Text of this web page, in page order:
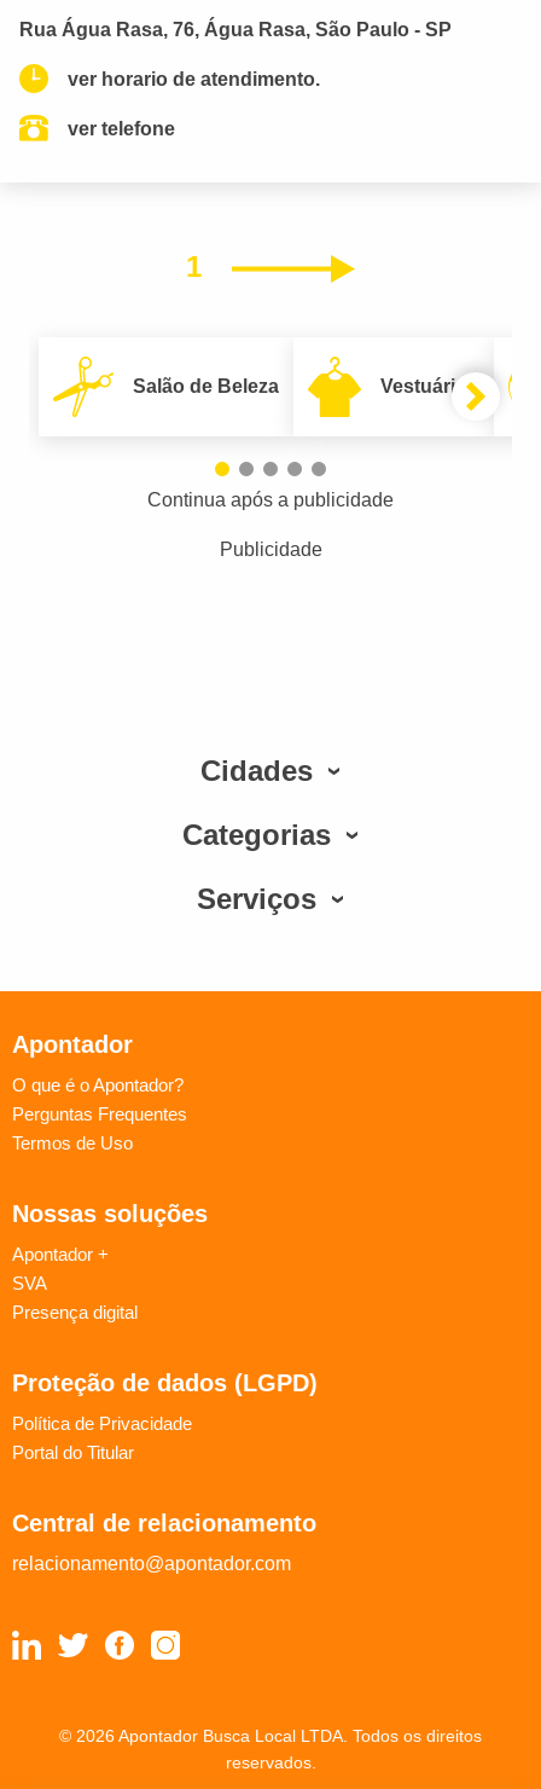
Rua Água Rasa, 76, Água Rasa, São Paulo - SP
ver horario de atendimento.
ver telefone
1 Próximo
Salão de Beleza Vestuário
Continua após a publicidade
Publicidade
Cidades
Categorias
Serviços
Apontador
O que é o Apontador?
Perguntas Frequentes
Termos de Uso
Nossas soluções
Apontador +
SVA
Presença digital
Proteção de dados (LGPD)
Política de Privacidade
Portal do Titular
Central de relacionamento
relacionamento@apontador.com
© 2026 Apontador Busca Local LTDA. Todos os direitos
reservados.